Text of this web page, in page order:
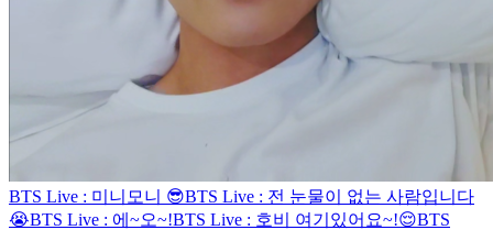
BTS Live : 미니모니 😎BTS Live : 전 눈물이 없는 사람입니다
😭BTS Live : 에~오~!BTS Live : 호비 여기있어요~!😌BTS